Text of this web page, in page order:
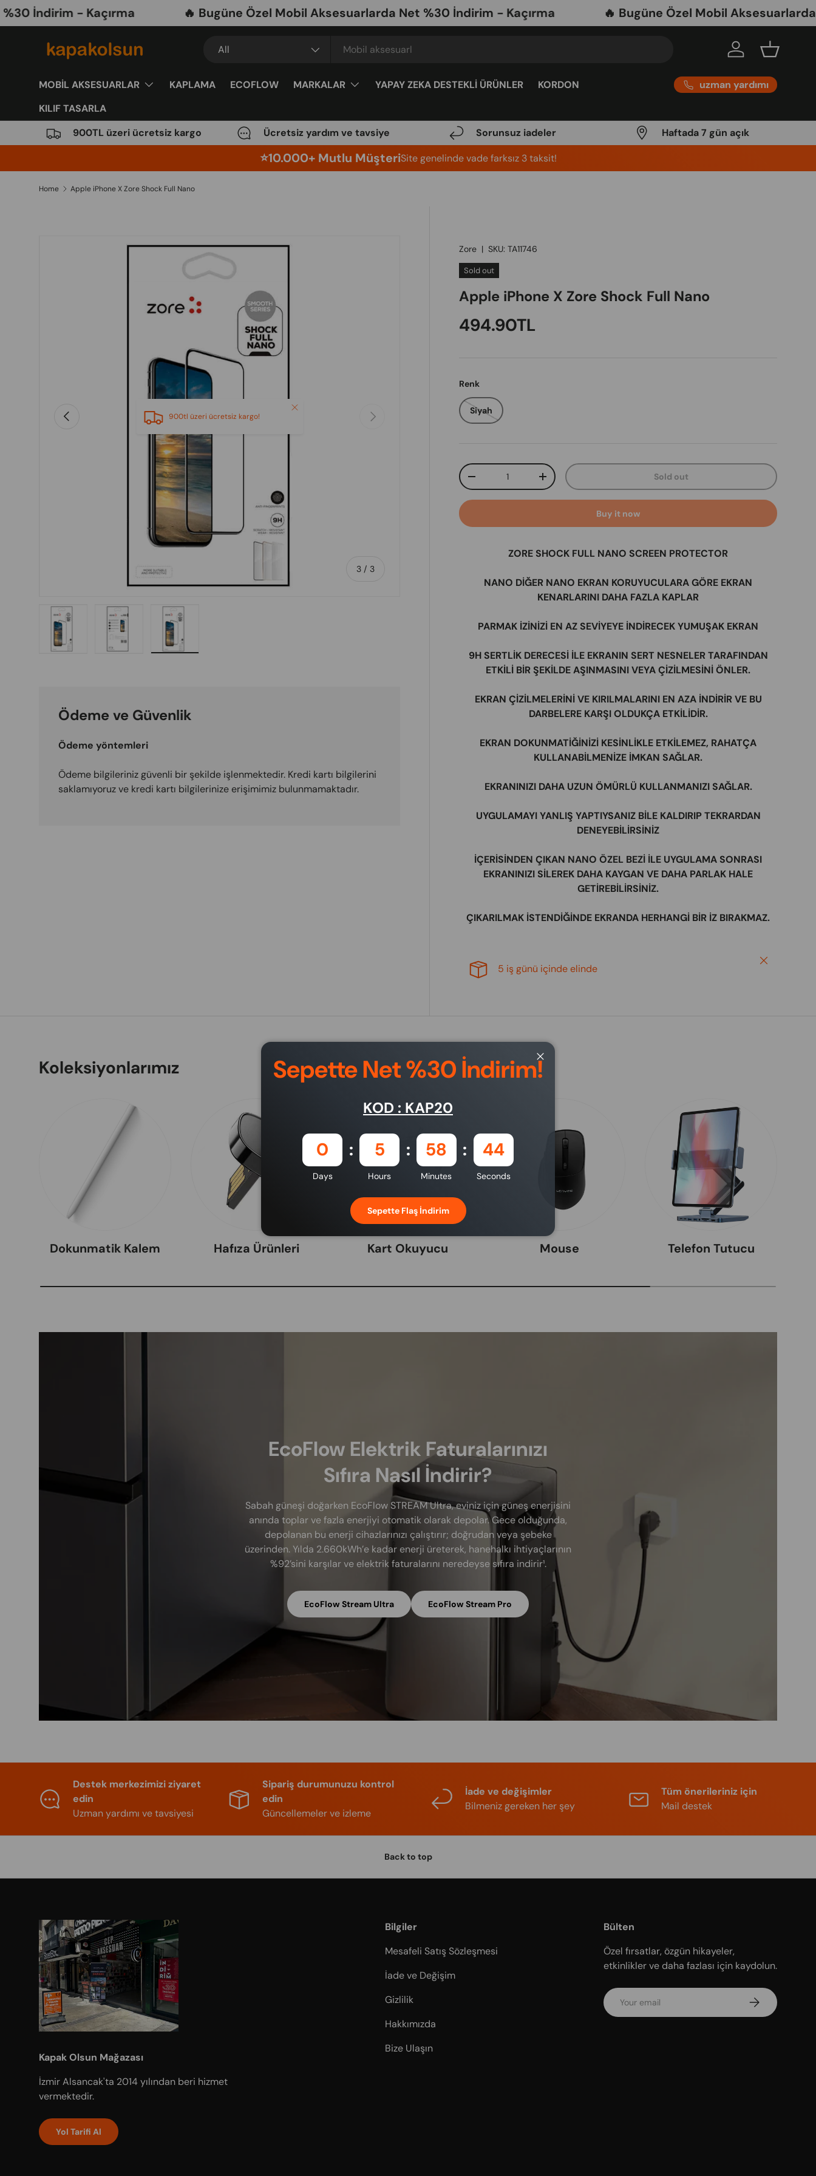
Skip to content
- Kaçırma 🔥 Bugüne Özel Mobil Aksesuarlarda Net %30 İndirim - Kaçırma 🔥 Bugüne Özel Mobil Aksesuarlarda Net
All Log in Basket
MOBİL AKSESUARLAR KAPLAMA ECOFLOW MARKALAR YAPAY ZEKA DESTEKLİ ÜRÜNLER
KORDON
KILIF TASARLA
uzman yardımı
900TL üzeri ücretsiz kargo Ücretsiz yardım ve tavsiye Sorunsuz iadeler Haftada 7 gün açık
⭐️10.000+ Mutlu MüşteriSite genelinde vade farksız 3 taksit!
Home Apple iPhone X Zore Shock Full Nano
Image 3 is now available in gallery view
Previous
3 /of
3
Next
900tl üzeri ücretsiz kargo!
Close
Zore |SKU: TA11746
Sold out
Apple iPhone X Zore Shock Full Nano
Regular price
494.90TL
Renk
Siyah
Qty
Decrease quantityIncrease quantity Sold out
Buy it now
​ZORE SHOCK FULL NANO SCREEN PROTECTOR
NANO DİĞER NANO EKRAN KORUYUCULARA GÖRE EKRAN
KENARLARINI DAHA FAZLA KAPLAR
PARMAK İZİNİZİ EN AZ SEVİYEYE İNDİRECEK YUMUŞAK EKRAN
9H SERTLİK DERECESİ İLE EKRANIN SERT NESNELER TARAFINDAN
ETKİLİ BİR ŞEKİLDE AŞINMASINI VEYA ÇİZİLMESİNİ ÖNLER.
EKRAN ÇİZİLMELERİNİ VE KIRILMALARINI EN AZA İNDİRİR VE BU
DARBELERE KARŞI OLDUKÇA ETKİLİDİR.
EKRAN DOKUNMATİĞİNİZİ KESİNLİKLE ETKİLEMEZ, RAHATÇA
KULLANABİLMENİZE İMKAN SAĞLAR.
EKRANINIZI DAHA UZUN ÖMÜRLÜ KULLANMANIZI SAĞLAR.
UYGULAMAYI YANLIŞ YAPTIYSANIZ BİLE KALDIRIP TEKRARDAN
DENEYEBİLİRSİNİZ
İÇERİSİNDEN ÇIKAN NANO ÖZEL BEZİ İLE UYGULAMA SONRASI
EKRANINIZI SİLEREK DAHA KAYGAN VE DAHA PARLAK HALE
GETİREBİLİRSİNİZ.
ÇIKARILMAK İSTENDİĞİNDE EKRANDA HERHANGİ BİR İZ BIRAKMAZ.
5 iş günü içinde elinde
Close
Ödeme ve Güvenlik
Ödeme yöntemleri
Ödeme bilgileriniz güvenli bir şekilde işlenmektedir. Kredi kartı bilgilerini
saklamıyoruz ve kredi kartı bilgilerinize erişimimiz bulunmamaktadır.
Koleksiyonlarımız
Dokunmatik Kalem Hafıza Ürünleri Kart Okuyucu Mouse Telefon Tutucu
EcoFlow Elektrik Faturalarınızı
Sıfıra Nasıl İndirir?
Sabah güneşi doğarken EcoFlow STREAM Ultra, eviniz için güneş enerjisini
anında toplar ve fazla enerjiyi otomatik olarak depolar. Gece olduğunda,
depolanan bu enerji cihazlarınızı çalıştırır; doğrudan veya şebeke
üzerinden. Yılda 2.660kWh’e kadar enerji üreterek, hanehalkı ihtiyaçlarının
%92’sini karşılar ve elektrik faturalarını neredeyse sıfıra indirir¹.
EcoFlow Stream Ultra EcoFlow Stream Pro
Close
Sepette Net %30 İndirim!
KOD : KAP20
0
Days
5
Hours
58
Minutes
43
Seconds
Sepette Flaş İndirim
Destek merkezimizi ziyaret
edin
Uzman yardımı ve tavsiyesi
Sipariş durumunuzu kontrol
edin
Güncellemeler ve izleme
İade ve değişimler
Bilmeniz gereken her şey
Tüm önerileriniz için
Mail destek
Back to top
Kapak Olsun Mağazası
İzmir Alsancak'ta 2014 yılından beri hizmet
vermektedir.
Yol Tarifi Al
Bilgiler
Mesafeli Satış Sözleşmesi
İade ve Değişim
Gizlilik
Hakkımızda
Bize Ulaşın
Bülten
Özel fırsatlar, özgün hikayeler,
etkinlikler ve daha fazlası için kaydolun.
Email Subscribe